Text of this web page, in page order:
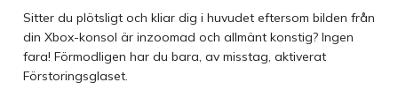
Sitter du plötsligt och kliar dig i huvudet eftersom bilden från
din Xbox-konsol är inzoomad och allmänt konstig? Ingen
fara! Förmodligen har du bara, av misstag, aktiverat
Förstoringsglaset.